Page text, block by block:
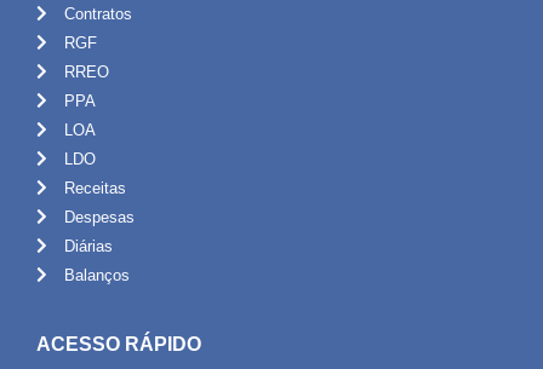
Contratos
RGF
RREO
PPA
LOA
LDO
Receitas
Despesas
Diárias
Balanços
ACESSO RÁPIDO